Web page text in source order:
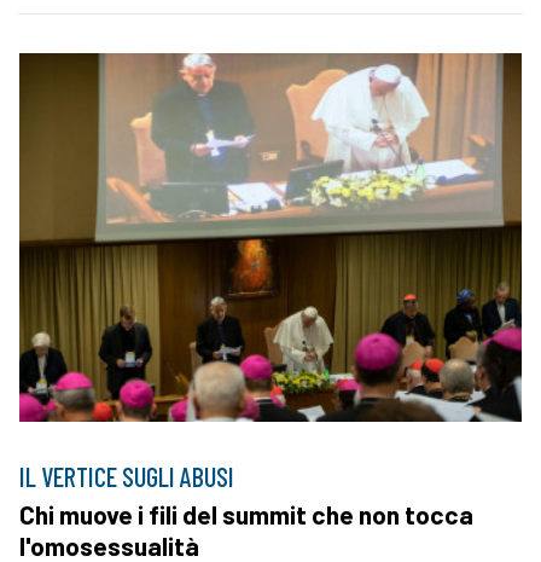
IL VERTICE SUGLI ABUSI
Chi muove i fili del summit che non tocca
l'omosessualità